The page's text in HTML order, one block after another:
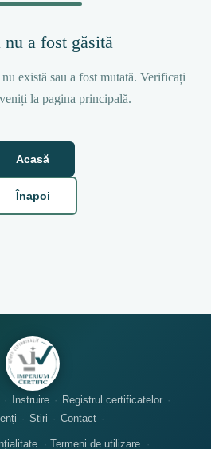
nu a fost găsită
există sau a fost mutată. Verificați
la pagina principală.
Acasă
Înapoi
Instruire
Registrul certificatelor
Știri Contact
Termeni de utilizare